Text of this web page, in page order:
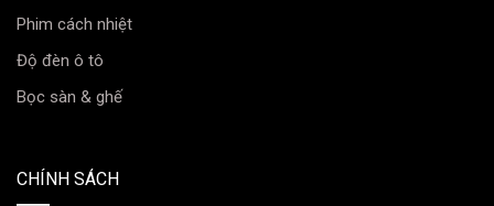
Phim cách nhiệt
Độ đèn ô tô
Bọc sàn & ghế
CHÍNH SÁCH